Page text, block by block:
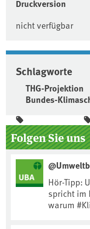
Druckversion
nicht verfügbar
Schlagworte
THG-Projektion
Bundes-
Seitenleiste
Folgen Sie uns
Hör-Tipp:
spricht im
warum #Klimaschutz die wichtigste